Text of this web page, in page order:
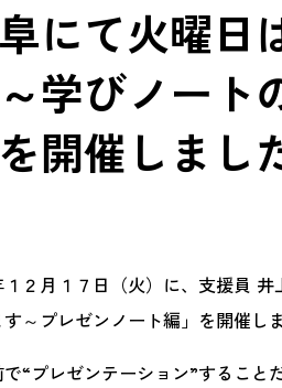
にて火曜日
学びノート
開催しまし
２月１７日（火）に、支援員
～プレゼンノート編」を開催しま
“プレゼンテーション”するこ